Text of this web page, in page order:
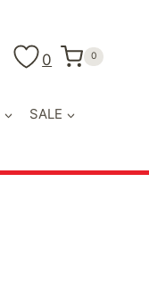
0 0
SALE